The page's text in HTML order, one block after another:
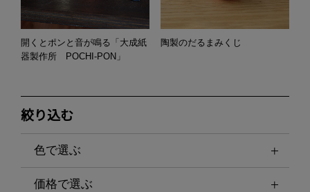
開くとポンと音が鳴る「大成紙
器製作所 POCHI-PON」
陶製のだるまみくじ
絞り込む
色で選ぶ
価格で選ぶ